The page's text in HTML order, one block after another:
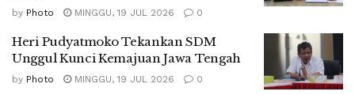
by Photo MINGGU, 19 JUL 2026 0
Heri Pudyatmoko Tekankan SDM
Unggul Kunci Kemajuan Jawa Tengah
by Photo MINGGU, 19 JUL 2026 0